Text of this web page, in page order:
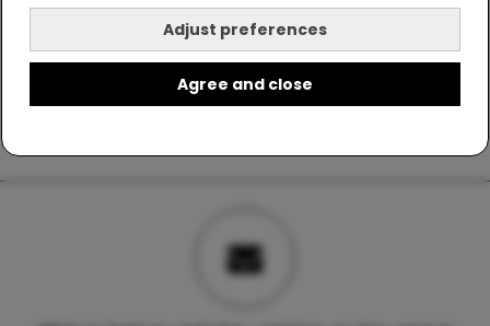
Adjust preferences
Agree and close